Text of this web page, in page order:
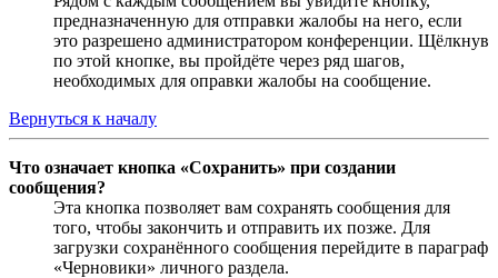
предназначенную для отправки жалобы на него, если
это разрешено администратором конференции. Щёлкнув
по этой кнопке, вы пройдёте через ряд шагов,
необходимых для оправки жалобы на сообщение.
Вернуться к началу
Что означает кнопка «Сохранить» при создании
сообщения?
Эта кнопка позволяет вам сохранять сообщения для
того, чтобы закончить и отправить их позже. Для
загрузки сохранённого сообщения перейдите в параграф
«Черновики» личного раздела.